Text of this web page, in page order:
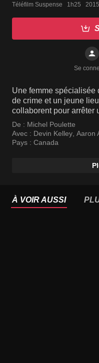
Téléfilm Suspense   1h25   2015
Se
Une femme spécialisée
de crime et un jeune
collaborent pour arrêter
De : Michel Poulette
Avec : Devin Kelley Aaron
Pays : Canada
À VOIR AUSSI